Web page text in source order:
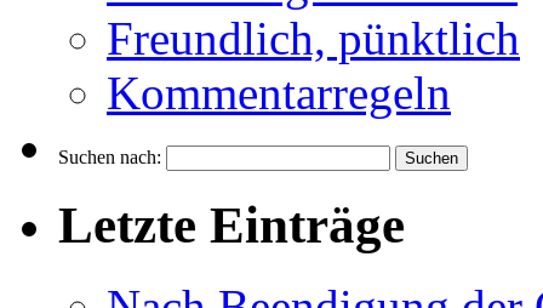
Freundlich, pünktlich
Kommentarregeln
Suchen nach:
Letzte Einträge